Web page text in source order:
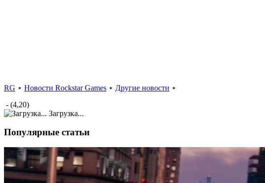
RG ⋆ Новости Rockstar Games ⋆ Другие новости ⋆
- (4,20)
Загрузка...
Популярные статьи